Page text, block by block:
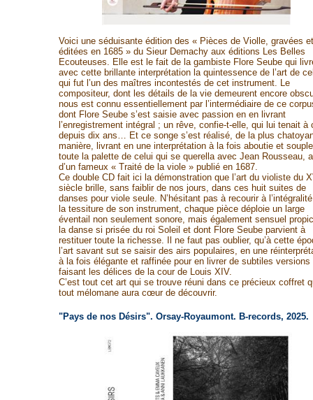
Voici une séduisante édition des « Pièces de Violle, gravées et
éditées en 1685 » du Sieur Demachy aux éditions Les Belles
Ecouteuses. Elle est le fait de la gambiste Flore Seube qui
avec cette brillante interprétation la quintessence de l’art de
qui fut l’un des maîtres incontestés de cet instrument. Le
compositeur, dont les détails de la vie demeurent encore
nous est connu essentiellement par l’intermédiaire de ce
dont Flore Seube s’est saisie avec passion en en livrant
l’enregistrement intégral ; un rêve, confie-t-elle, qui lui tenait
depuis dix ans… Et ce songe s’est réalisé, de la plus
manière, livrant en une interprétation à la fois aboutie et souple
toute la palette de celui qui se querella avec Jean Rousseau,
d’un fameux « Traité de la viole » publié en 1687.
Ce double CD fait ici la démonstration que l’art du violiste du
siècle brille, sans faiblir de nos jours, dans ces huit suites de
danses pour viole seule. N’hésitant pas à recourir à
la tessiture de son instrument, chaque pièce déploie un large
éventail non seulement sonore, mais également sensuel
la danse si prisée du roi Soleil et dont Flore Seube parvient à
restituer toute la richesse. Il ne faut pas oublier, qu’à cette
l’art savant sut se saisir des airs populaires, en une
à la fois élégante et raffinée pour en livrer de subtiles versions
faisant les délices de la cour de Louis XIV.
C’est tout cet art qui se trouve réuni dans ce précieux coffret
tout mélomane aura cœur de découvrir.
"Pays de nos Désirs". Orsay-Royaumont. B-records, 2025.